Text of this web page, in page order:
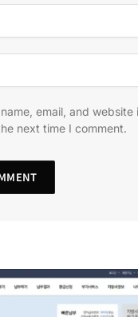
email, and website
next time I comment.